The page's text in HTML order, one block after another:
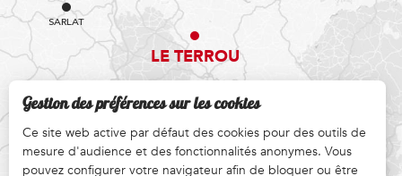
RODEZ
LE TERROU
SARLAT
COMMENT VENIR ?
Gestion des préférences sur les cookies
Ce site web active par défaut des cookies pour des outils de
mesure d'audience et des fonctionnalités anonymes. Vous
pouvez configurer votre navigateur afin de bloquer ou être